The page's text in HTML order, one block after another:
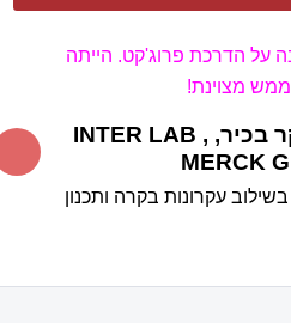
על הדרכת פרוג'קט. הייתה
מצוינת!
בכיר, INTER LAB ,
MERCK
בשילוב עקרונות בקרה ותכנון